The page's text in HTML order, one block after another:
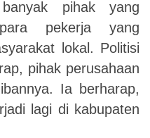
pihak yang
pekerja yang
lokal. Politisi
pihak perusahaan
Ia berharap,
lagi di kabupaten